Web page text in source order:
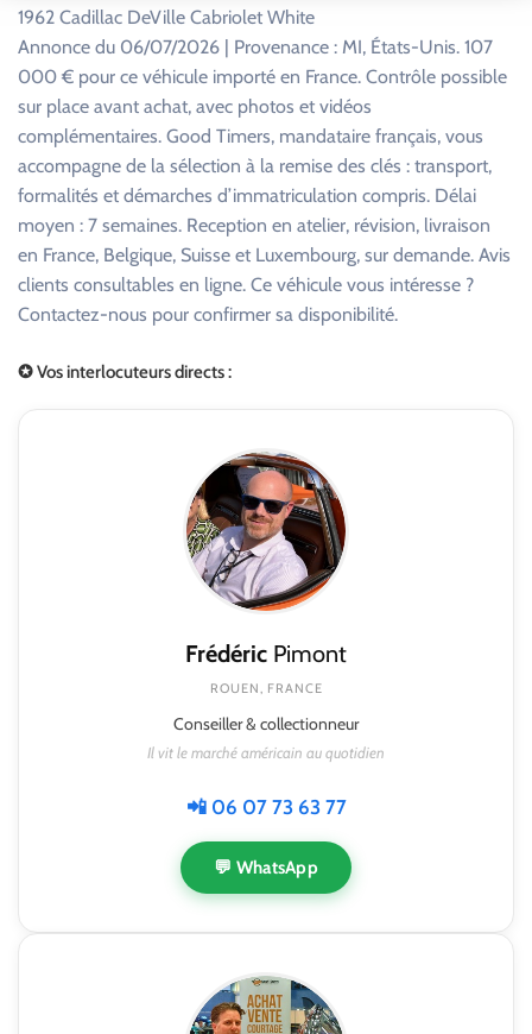
1962 Cadillac DeVille Cabriolet White
Annonce du 06/07/2026 | Provenance : MI, États-Unis. 107
000 € pour ce véhicule importé en France. Contrôle possible
sur place avant achat, avec photos et vidéos
complémentaires. Good Timers, mandataire français, vous
accompagne de la sélection à la remise des clés : transport,
formalités et démarches d’immatriculation compris. Délai
moyen : 7 semaines. Reception en atelier, révision, livraison
en France, Belgique, Suisse et Luxembourg, sur demande. Avis
clients consultables en ligne. Ce véhicule vous intéresse ?
Contactez-nous pour confirmer sa disponibilité.
✪ Vos interlocuteurs directs :
Frédéric Pimont
ROUEN, FRANCE
Conseiller & collectionneur
Il vit le marché américain au quotidien
📲 06 07 73 63 77
💬 WhatsApp